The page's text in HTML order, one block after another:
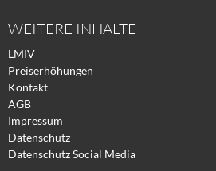
WEITERE INHALTE
LMIV
Preiserhöhungen
Kontakt
AGB
Impressum
Datenschutz
Datenschutz Social Media